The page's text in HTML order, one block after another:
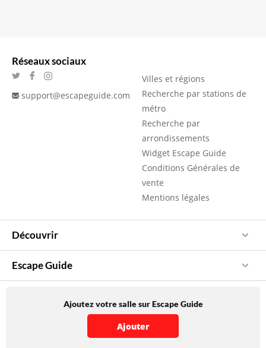
Réseaux sociaux
support@escapeguide.com
Villes et régions
Recherche par stations de
métro
Recherche par
arrondissements
Widget Escape Guide
Conditions Générales de
vente
Mentions légales
Découvrir
Escape Guide
Ajoutez votre salle sur Escape Guide
Ajouter